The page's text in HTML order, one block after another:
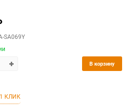
SA069Y
В корзину
КЛИК